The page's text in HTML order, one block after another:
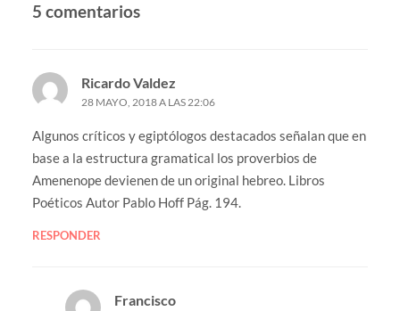
5 comentarios
Ricardo Valdez
28 MAYO, 2018 A LAS 22:06
Algunos críticos y egiptólogos destacados señalan que en
base a la estructura gramatical los proverbios de
Amenenope devienen de un original hebreo. Libros
Poéticos Autor Pablo Hoff Pág. 194.
RESPONDER
Francisco